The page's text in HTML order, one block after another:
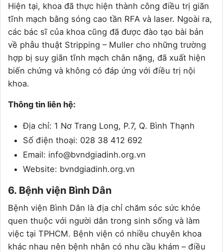
Hiện tại, khoa đã thực hiện thành công điều trị giãn
tĩnh mạch bằng sóng cao tần RFA và laser. Ngoài ra,
các bác sĩ của khoa cũng đã được đào tạo bài bản
về phẫu thuật Stripping – Muller cho những trường
hợp bị suy giãn tĩnh mạch chân nặng, đã xuất hiện
biến chứng và không có đáp ứng với điều trị nội
khoa.
Thông tin liên hệ:
Địa chỉ: 1 Nơ Trang Long, P.7, Q. Bình Thạnh
Số điện thoại: 028 38 412 692
Email: info@bvndgiadinh.org.vn
Website: bvndgiadinh.org.vn
6. Bệnh viện Bình Dân
Bệnh viện Bình Dân là địa chỉ chăm sóc sức khỏe
quen thuộc với người dân trong sinh sống và làm
việc tại TPHCM. Bệnh viện có nhiều chuyên khoa
khác nhau nên bệnh nhân có nhu cầu khám – điều